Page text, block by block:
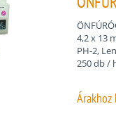
4,2 x 13
PH-2,
250 db /
Árakhoz